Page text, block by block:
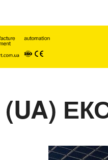
(UA)